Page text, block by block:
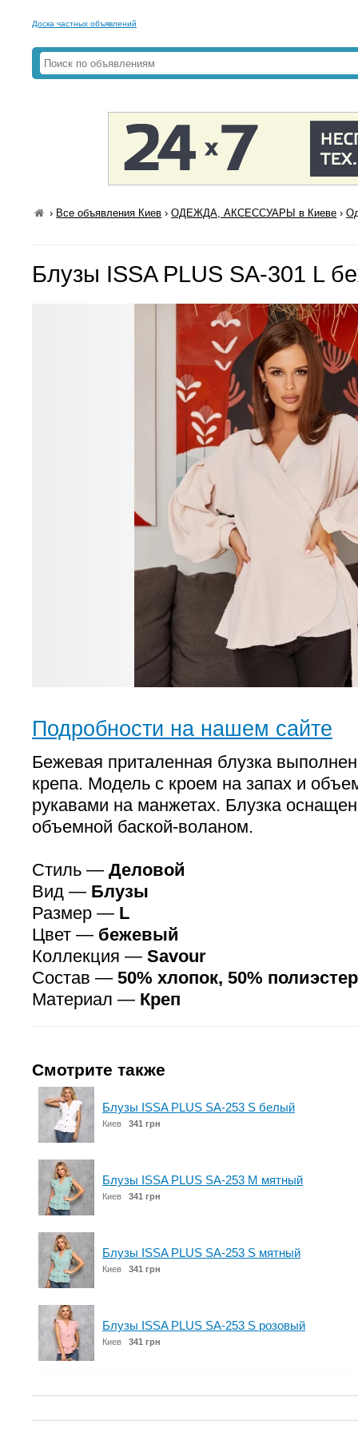
Доска частных объявлений
› Все объявления Киев ›ОДЕЖДА, АКСЕССУАРЫ в Киеве ›
Блузы ISSA PLUS SA-301 L
Подробности на нашем сайте
Бежевая приталенная блузка
крепа. Модель с кроем на запах и
рукавами на манжетах. Блузка
объемной баской-воланом.
Стиль — Деловой
Вид — Блузы
Размер — L
Цвет — бежевый
Коллекция — Savour
Состав — 50% хлопок, 50% полиэстер
Материал — Креп
Смотрите также
Блузы ISSA PLUS SA-253 S белый
Киев 341 грн
Блузы ISSA PLUS SA-253 M мятный
Киев 341 грн
Блузы ISSA PLUS SA-253 S мятный
Киев 341 грн
Блузы ISSA PLUS SA-253 S розовый
Киев 341 грн